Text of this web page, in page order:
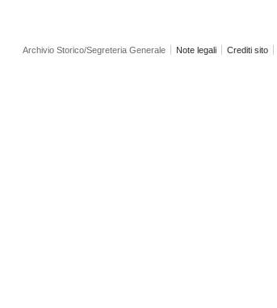
Archivio Storico/Segreteria Generale Note legali Crediti sito